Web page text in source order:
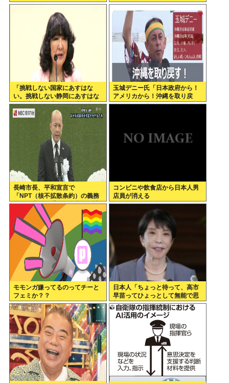
「挑戦しない国家にあすはな
い。挑戦しない静岡にあすはな
い」片山財務大臣が政府の成長
戦略など講演=静岡市葵区
玉城デニー氏「日本政府から！
アメリカから！沖縄を取り戻
す！」
長崎市長、平和宣言で
「NPT（核不拡散条約）の義務
履行を求める重要な一文」を読
み飛ばす痛恨のミス
コンビニや飲食店から日本人男
店員が消える
モモンガ嫌ってるのってチーと
フェミか？？
日本人「ちょっと待って、高市
早苗ってひょっとして無能で思
想もやばい女…？」 これ俺らの
声はなんで届かなかったのかな